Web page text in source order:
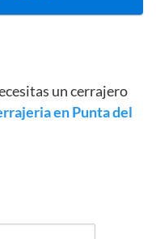
un cerrajero
en Punta del